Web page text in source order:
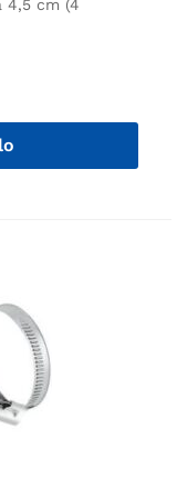
4,5 cm (4